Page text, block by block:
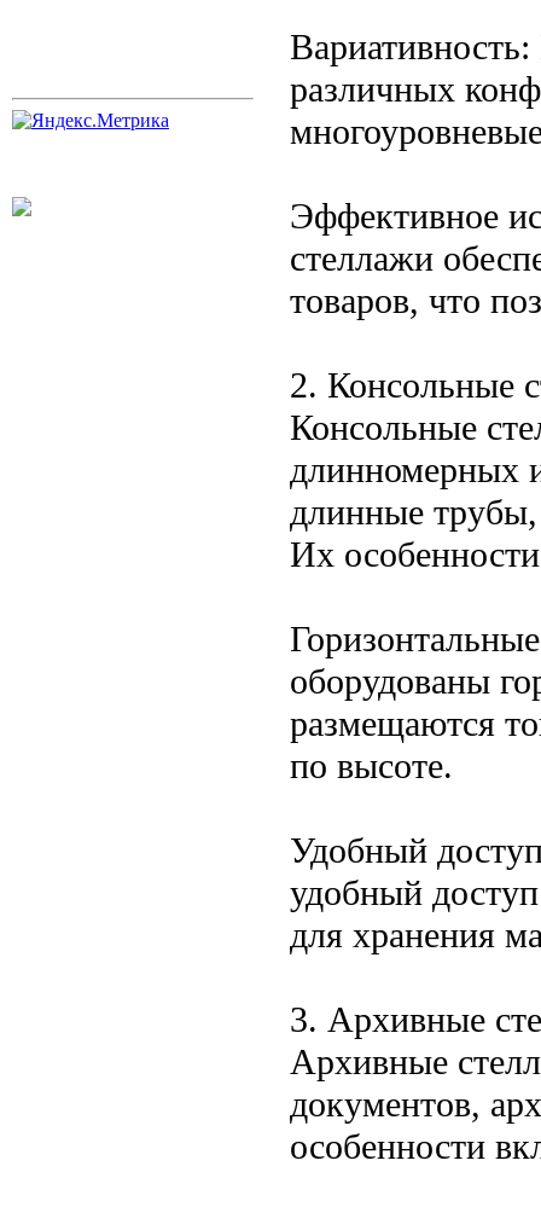
различных
Эффективное
стеллажи
товаров, что
2. Консольные
Консольные
длинномерных
длинные
Их
оборудованы
размещаются
по высоте.
Удобный
удобный
для хранения
3. Архивные
Архивные
документов,
особенности